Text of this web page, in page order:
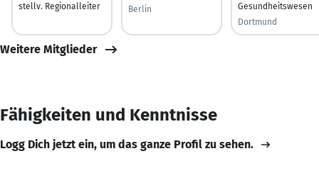
stellv. Regionalleiter
Berlin
Gesundheitswesen
Dortmund
Weitere Mitglieder
Fähigkeiten und Kenntnisse
Logg Dich jetzt ein, um das ganze Profil zu sehen.